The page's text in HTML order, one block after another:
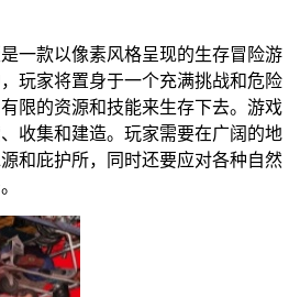
一款以像素风格呈现的生存冒险游
玩家将置身于一个充满挑战和危险
限的资源和技能来生存下去。游戏
收集和建造。玩家需要在广阔的地
和庇护所，同时还要应对各种自然